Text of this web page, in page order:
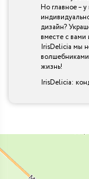
Но главное –
дизайн?
вместе с вами
IrisDelicia мы
жизнь!
IrisDelicia: